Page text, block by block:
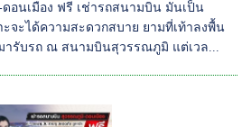
อนเมือง ฟรี เช่ารถสนามบิน มันเป็น
จะได้ความสะดวกสบาย ยามที่เท้าลงพื้น
ารับรถ ณ สนามบินสุวรรณภูมิ แต่เวล...